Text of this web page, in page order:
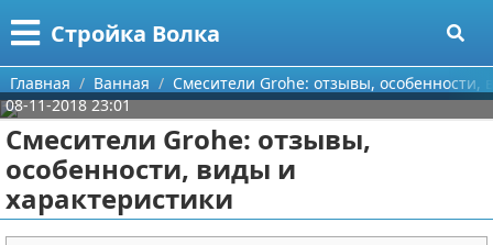
Стройка Волка
Меню
Главная
Категории
Строительство
Мебель
Поиск
О проекте
Главная Ванная
Смесители Grohe: отзывы, особенности,
08-11-2018 23:01
Смесители Grohe: отзывы,
особенности, виды и
характеристики